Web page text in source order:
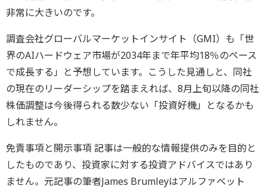
非常に大きいのです。
調査会社グローバルマーケットインサイト（GMI）も「世
界のAIハードウェア市場が2034年まで年平均18％のペース
で成長する」と予想しています。こうした見通しと、同社
の現在のリーダーシップを踏まえれば、8月上旬以降の同社
株価調整は今後得られる数少ない「投資好機」となるかも
しれません。
免責事項と開示事項 記事は一般的な情報提供のみを目的と
したものであり、投資家に対する投資アドバイスではあり
ません。元記事の筆者James Brumleyはアルファベット